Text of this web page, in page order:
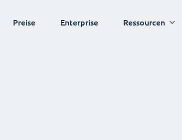
Preise Enterprise Ressourcen